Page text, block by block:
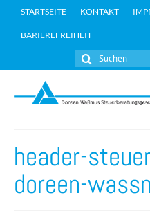
STARTSEITE KONTAKT
BARIEREFREIHEIT
Suchen
header-
doreen-